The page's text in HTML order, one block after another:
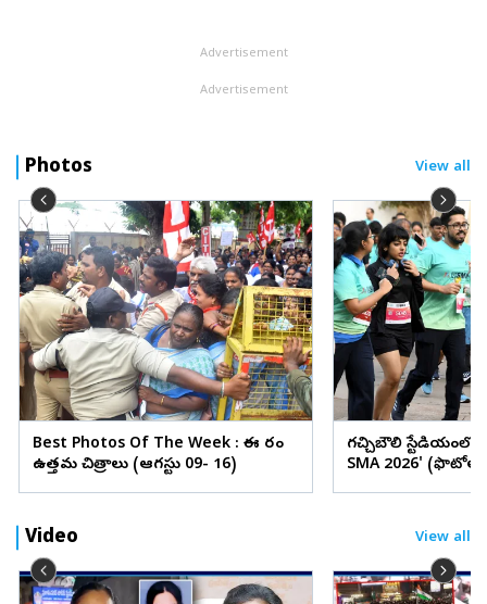
Advertisement
Advertisement
Photos View all
Best Photos Of The Week : ఈ వారం
ఉత్తమ చిత్రాలు (ఆగస్టు 09- 16)
గచ్చిబౌలి స్టేడియంలో
SMA 2026'
Video View all